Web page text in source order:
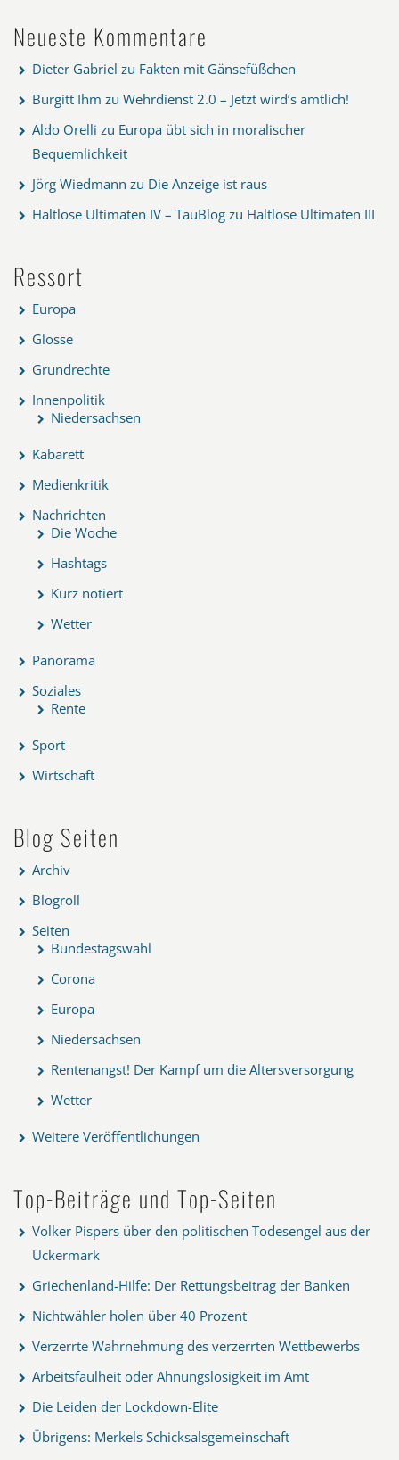
Neueste Kommentare
Dieter Gabriel zu Fakten mit Gänsefüßchen
Burgitt Ihm zu Wehrdienst 2.0 – Jetzt wird’s amtlich!
Aldo Orelli zu Europa übt sich in moralischer
Bequemlichkeit
Jörg Wiedmann zu Die Anzeige ist raus
Haltlose Ultimaten IV – TauBlog zu Haltlose Ultimaten III
Ressort
Europa
Glosse
Grundrechte
Innenpolitik
Niedersachsen
Kabarett
Medienkritik
Nachrichten
Die Woche
Hashtags
Kurz notiert
Wetter
Panorama
Soziales
Rente
Sport
Wirtschaft
Blog Seiten
Archiv
Blogroll
Seiten
Bundestagswahl
Corona
Europa
Niedersachsen
Rentenangst! Der Kampf um die Altersversorgung
Wetter
Weitere Veröffentlichungen
Top-Beiträge und Top-Seiten
Volker Pispers über den politischen Todesengel aus der
Uckermark
Griechenland-Hilfe: Der Rettungsbeitrag der Banken
Nichtwähler holen über 40 Prozent
Verzerrte Wahrnehmung des verzerrten Wettbewerbs
Arbeitsfaulheit oder Ahnungslosigkeit im Amt
Die Leiden der Lockdown-Elite
Übrigens: Merkels Schicksalsgemeinschaft